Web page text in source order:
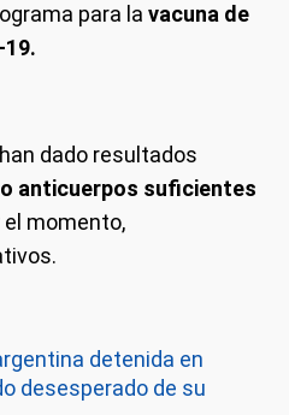
para la vacuna de
19.
dado resultados
anticuerpos suficientes
el momento,
detenida en
desesperado de su